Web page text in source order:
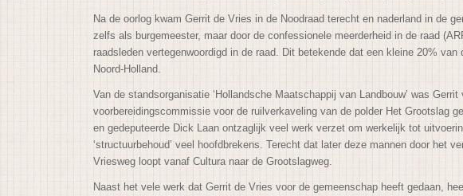
Na de oorlog kwam Gerrit de Vries in de Noodraad terecht en naderland in de
zelfs als burgemeester, maar door de confessionele meerderheid in de raad
raadsleden vertegenwoordigd in de raad. Dit betekende dat een kleine 20%
Noord-Holland.
Van de standsorganisatie ‘Hollandsche Maatschappij van Landbouw’ was
voorbereidingscommissie voor de ruilverkaveling van de polder Het Grootslag
en gedeputeerde Dick Laan ontzaglijk veel werk verzet om werkelijk tot
‘structuurbehoud’ veel hoofdbrekens. Terecht dat later deze mannen door het
Vriesweg loopt vanaf Cultura naar de Grootslagweg.
Naast het vele werk dat Gerrit de Vries voor de gemeenschap heeft gedaan,